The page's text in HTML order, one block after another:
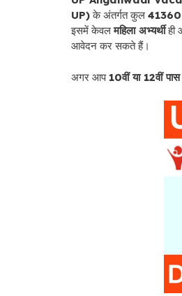
UP)के अंतर्गत कुल 41360
इसमें केवलमहिला अभ्यर्थीही
आवेदन कर सकते हैं।
अगर आप 10वीं या 12वीं पास